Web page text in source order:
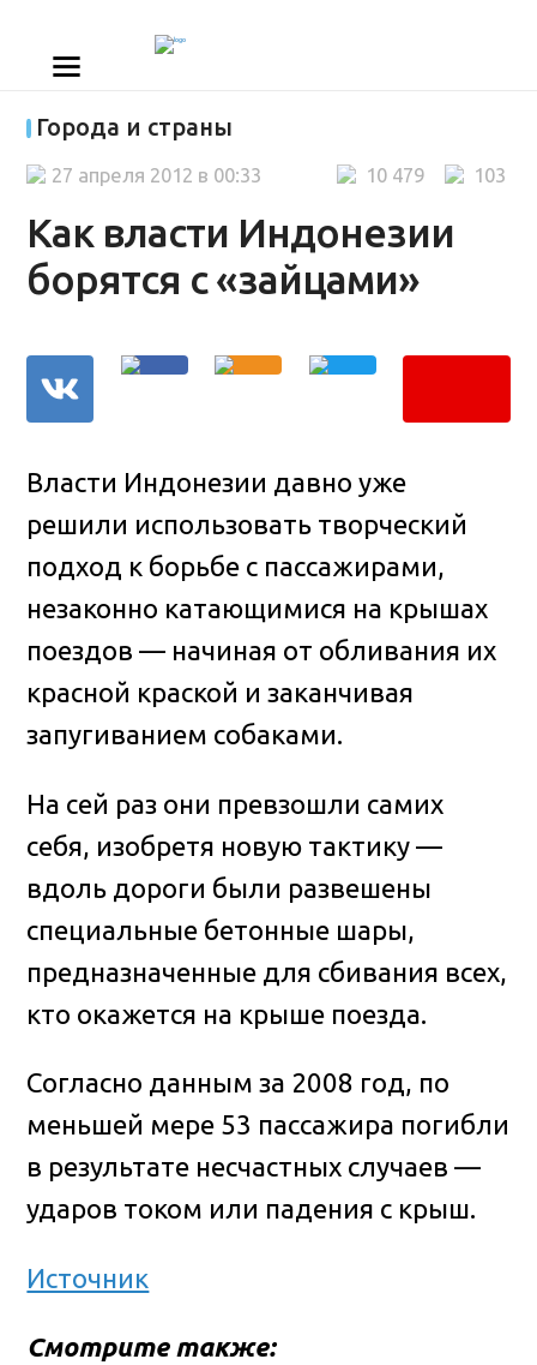
Города и страны
Как власти Индонезии
борятся с «зайцами»
103
10 479
27 апреля 2012 в 00:33
Власти Индонезии давно уже
решили использовать творческий
подход к борьбе с пассажирами,
незаконно катающимися на крышах
поездов — начиная от обливания их
красной краской и заканчивая
запугиванием собаками.
На сей раз они превзошли самих
себя, изобретя новую тактику —
вдоль дороги были развешены
специальные бетонные шары,
предназначенные для сбивания всех,
кто окажется на крыше поезда.
Согласно данным за 2008 год, по
меньшей мере 53 пассажира погибли
в результате несчастных случаев —
ударов током или падения с крыш.
Источник
Смотрите также: